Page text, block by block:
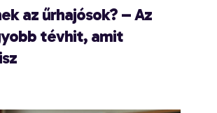
az űrhajósok? – Az
tévhit, amit